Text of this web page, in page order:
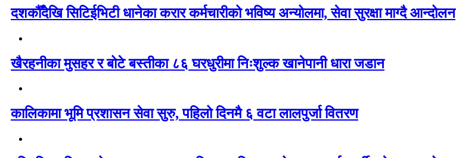
दशकौँदेखि सिटिईभिटी धानेका करार कर्मचारीको भविष्य अन्योलमा, सेवा सुरक्षा माग्दै आन्दोलन
खैरहनीका मुसहर र बोटे बस्तीका ८६ घरधुरीमा निःशुल्क खानेपानी धारा जडान
कालिकामा भूमि प्रशासन सेवा सुरु, पहिलो दिनमै ६ वटा लालपुर्जा वितरण